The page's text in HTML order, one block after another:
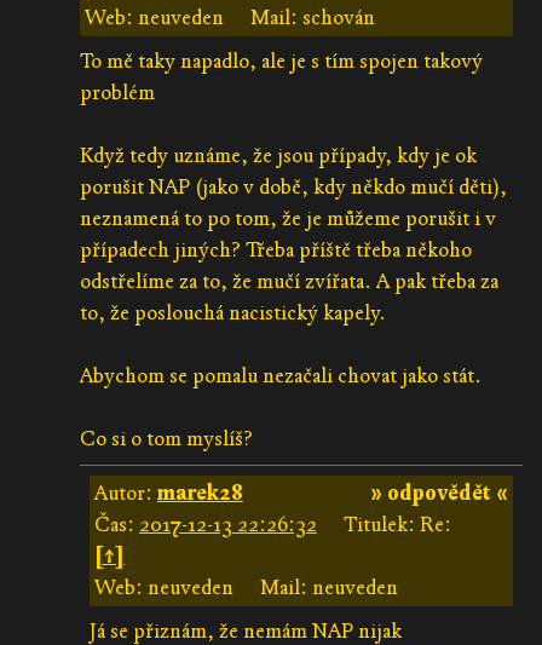
Web: neuveden
Mail: schován
To mě taky napadlo, ale je s tím spojen takový
problém
Když tedy uznáme, že jsou případy, kdy je ok
porušit NAP (jako v době, kdy někdo mučí děti),
neznamená to po tom, že je můžeme porušit i v
případech jiných? Třeba příště třeba někoho
odstřelíme za to, že mučí zvířata. A pak třeba za
to, že poslouchá nacistický kapely.
Abychom se pomalu nezačali chovat jako stát.
Co si o tom myslíš?
» odpovědět «
Autor:marek28
Čas: 2017-12-13 22:26:32
Titulek: Re:
[↑]
Web: neuveden
Mail: neuveden
Já se přiznám, že nemám NAP nijak